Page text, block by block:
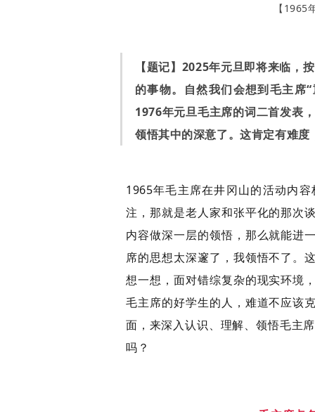
【 1965
【题记】2025年元旦即将来临，
的事物。自然我们会想到毛主席
1976年元旦毛主席的词二首发表
领悟其中的深意了。这肯定有难
1965年毛主席在井冈山的活动内
注，那就是老人家和张平化的那次
内容做深一层的领悟，那么就能进
席的思想太深邃了，我领悟不了。
想一想，面对错综复杂的现实环境
毛主席的好学生的人，难道不应该
面，来深入认识、理解、领悟毛主
吗？